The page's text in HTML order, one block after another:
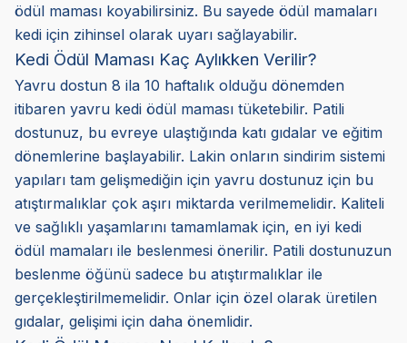
ödül maması koyabilirsiniz. Bu sayede ödül mamaları
kedi için zihinsel olarak uyarı sağlayabilir.
Kedi Ödül Maması Kaç Aylıkken Verilir?
Yavru dostun 8 ila 10 haftalık olduğu dönemden
itibaren yavru kedi ödül maması tüketebilir. Patili
dostunuz, bu evreye ulaştığında katı gıdalar ve eğitim
dönemlerine başlayabilir. Lakin onların sindirim sistemi
yapıları tam gelişmediğin için yavru dostunuz için bu
atıştırmalıklar çok aşırı miktarda verilmemelidir. Kaliteli
ve sağlıklı yaşamlarını tamamlamak için, en iyi kedi
ödül mamaları ile beslenmesi önerilir. Patili dostunuzun
beslenme öğünü sadece bu atıştırmalıklar ile
gerçekleştirilmemelidir. Onlar için özel olarak üretilen
gıdalar, gelişimi için daha önemlidir.